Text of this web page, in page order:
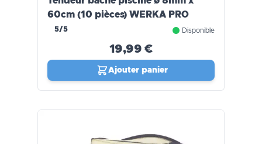
60cm (10 pièces) WERKA PRO
5/5 Disponible
19,99 €
Ajouter panier